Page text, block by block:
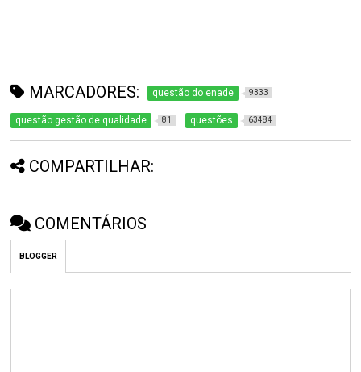
MARCADORES: questão do enade 9333
questão gestão de qualidade 81 questões 63484
COMPARTILHAR:
COMENTÁRIOS
BLOGGER